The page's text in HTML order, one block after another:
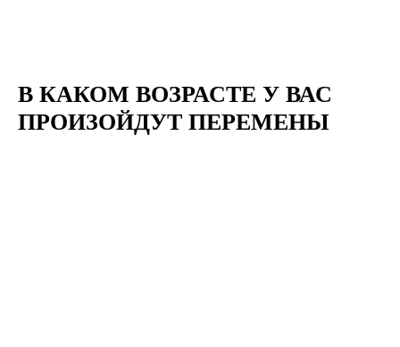
В КАКОМ ВОЗРАСТЕ У ВАС
ПРОИЗОЙДУТ ПЕРЕМЕНЫ